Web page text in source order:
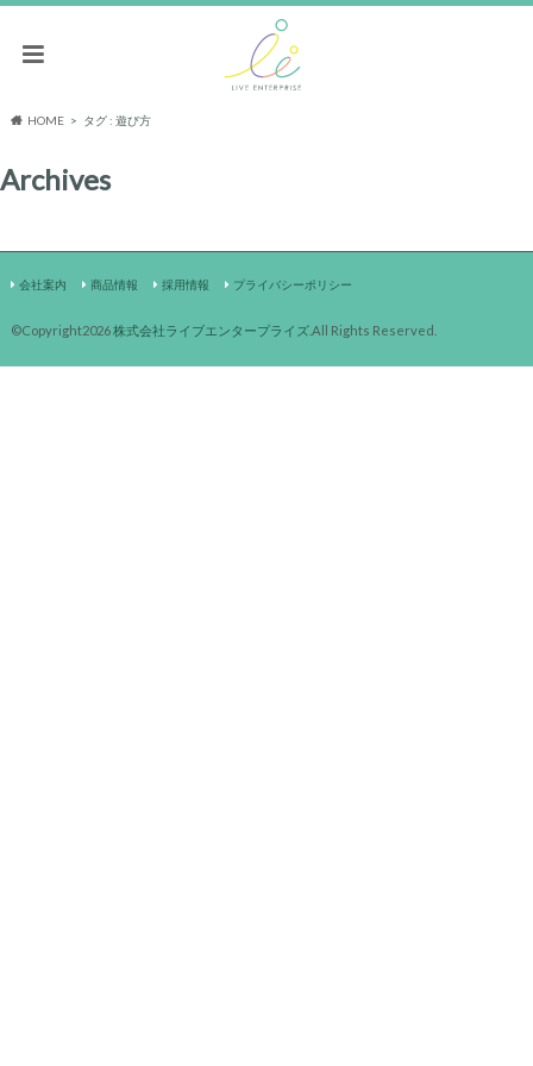
HOME タグ : 遊び方
Archives
会社案内 商品情報 採用情報 プライバシーポリシー
©Copyright2026株式会社ライブエンタープライズ.All Rights Reserved.